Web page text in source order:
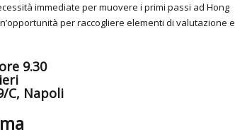
immediate per muovere i primi passi ad Hong
per raccogliere elementi di valutazione e
9.30
C, Napoli